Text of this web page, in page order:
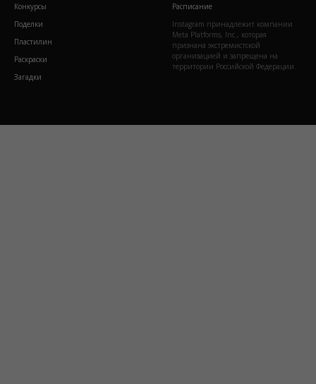
Конкурсы
Поделки
Пластилин
Раскраски
Загадки
Расписание
Instagram принадлежит компании
Meta Platforms, Inc., которая
признана экстремистской
организацией и запрещена на
территории Российской Федерации.